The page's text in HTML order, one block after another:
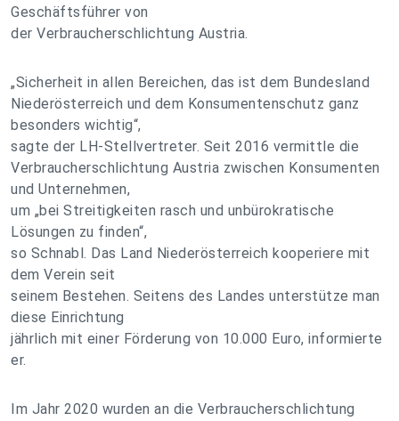
Geschäftsführer von
der Verbraucherschlichtung Austria.
„Sicherheit in allen Bereichen, das ist dem Bundesland
Niederösterreich und dem Konsumentenschutz ganz
besonders wichtig“,
sagte der LH-Stellvertreter. Seit 2016 vermittle die
Verbraucherschlichtung Austria zwischen Konsumenten
und Unternehmen,
um „bei Streitigkeiten rasch und unbürokratische
Lösungen zu finden“,
so Schnabl. Das Land Niederösterreich kooperiere mit
dem Verein seit
seinem Bestehen. Seitens des Landes unterstütze man
diese Einrichtung
jährlich mit einer Förderung von 10.000 Euro, informierte
er.
Im Jahr 2020 wurden an die Verbraucherschlichtung